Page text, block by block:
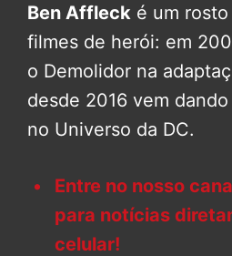
Ben Affleck é um
filmes de herói: em
o Demolidor na
desde 2016 vem
no Universo da DC.
Entre no nosso
para notícias
celular!